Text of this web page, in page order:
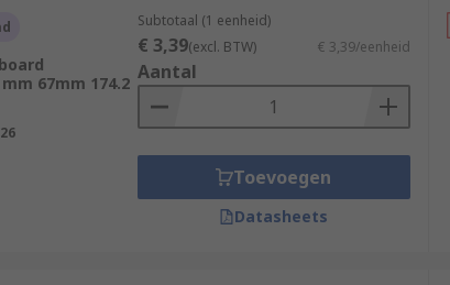
67mm 174.2
Subtotaal (1 eenheid)
€ 3,39(excl. BTW) € 3,39/eenheid
Aantal
Toevoegen
Datasheets